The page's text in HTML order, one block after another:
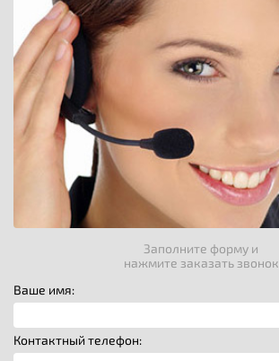
Заполните форму и
нажмите заказать звонок
Ваше имя:
Контактный телефон: